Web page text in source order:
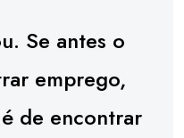
Se antes o
emprego,
de encontrar